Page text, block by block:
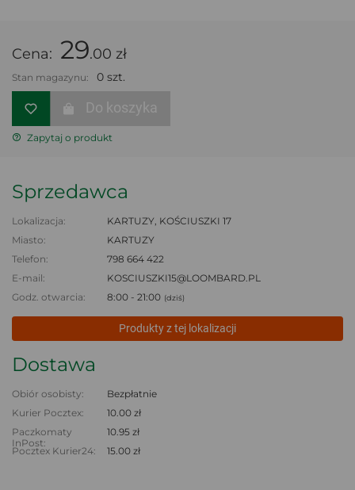
Cena: 29.00 zł
Stan magazynu: 0 szt.
Do koszyka
Zapytaj o produkt
Sprzedawca
Lokalizacja:
KARTUZY, KOŚCIUSZKI 17
Miasto:
KARTUZY
Telefon:
798 664 422
E-mail:
KOSCIUSZKI15@LOOMBARD.PL
Godz. otwarcia:
8:00 - 21:00 (dziś)
Produkty z tej lokalizacji
Dostawa
Obiór osobisty:
Bezpłatnie
Kurier Pocztex:
10.00 zł
Paczkomaty
InPost:
10.95 zł
Pocztex Kurier24:
15.00 zł